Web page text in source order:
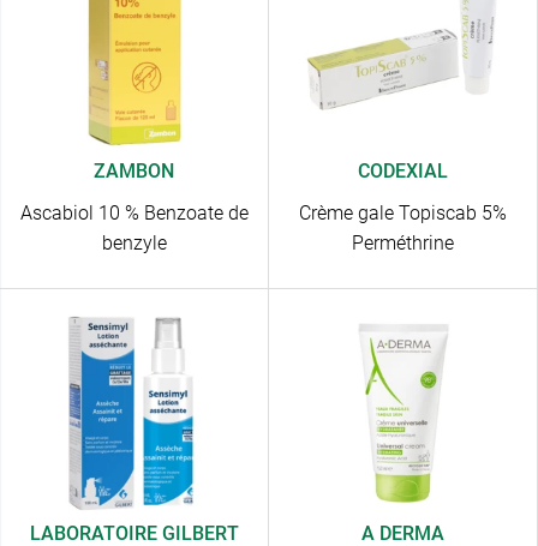
ZAMBON
Ascabiol 10 % Benzoate de
benzyle
CODEXIAL
Crème gale Topiscab 5%
Perméthrine
LABORATOIRE GILBERT
A DERMA